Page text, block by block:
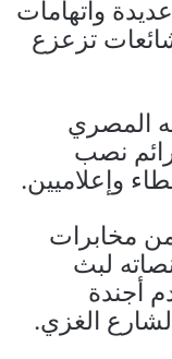
واتهامات
تزعزع
المصري
نصب
وإعلاميين.
مخابرات
لبث
أجندة
الغزي.